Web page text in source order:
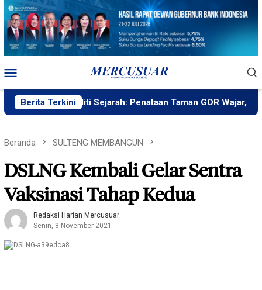
Loncat
konten
Mobile
Berita Terkini
Peneliti Sejarah: Penataan Taman GOR Wajar, yang
Beranda SULTENG MEMBANGUN
DSLNG Kembali Gelar Sentra
Vaksinasi Tahap Kedua
Redaksi Harian Mercusuar
Senin, 8 November 2021